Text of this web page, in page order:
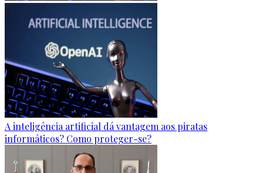
A inteligência artificial dá vantagem aos piratas
informáticos? Como proteger-se?